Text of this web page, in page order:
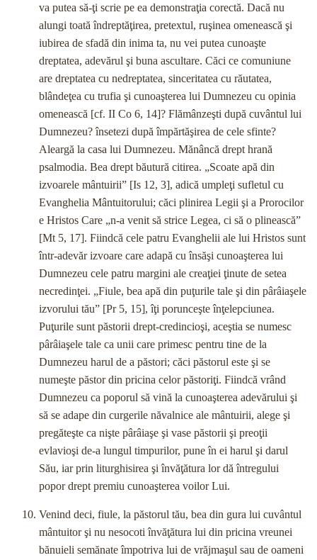
va putea să-ţi scrie pe ea demonstraţia corectă. Dacă nu
alungi toată îndreptăţirea, pretextul, ruşinea omenească şi
iubirea de sfadă din inima ta, nu vei putea cunoaşte
dreptatea, adevărul şi buna ascultare. Căci ce comuniune
are dreptatea cu nedreptatea, sinceritatea cu răutatea,
blândeţea cu trufia şi cu­noaşterea lui Dumnezeu cu opinia
omenească [cf. II Co 6, 14]? Flămânzeşti după cuvântul lui
Dumnezeu? însetezi după îm­părtăşirea de cele sfinte?
Aleargă la casa lui Dumnezeu. Mănâncă drept hrană
psalmodia. Bea drept băutură citirea. „Scoa­te apă din
izvoarele mântuirii” [Is 12, 3], adică umpleţi sufle­tul cu
Evanghelia Mântuitorului; căci plinirea Legii şi a Prorocilor
e Hristos Care „n-a venit să strice Legea, ci să o pli­nească”
[Mt 5, 17]. Fiindcă cele patru Evanghelii ale lui Hris­tos sunt
într-adevăr izvoare care adapă cu însăşi cunoaşterea lui
Dumnezeu cele patru margini ale creaţiei ţinute de setea
necredinţei. „Fiule, bea apă din puţurile tale şi din pârâiaşele
izvorului tău” [Pr 5, 15], îţi porunceşte înţelepciunea.
Puţurile sunt păstorii drept-credincioşi, aceştia se numesc
pârâia­şele tale ca unii care primesc pentru tine de la
Dumnezeu ha­rul de a păstori; căci păstorul este şi se
numeşte păstor din pricina celor păstoriţi. Fiindcă vrând
Dumnezeu ca poporul să vină la cunoaşterea adevărului şi
să se adape din curgerile năvalnice ale mântuirii, alege şi
pregăteşte ca nişte pârâiaşe şi vase păstorii şi preoţii
evlavioşi de-a lungul timpurilor, pune în ei harul şi darul
Său, iar prin liturghisirea şi învăţătura lor dă întregului
popor drept premiu cunoaşterea voilor Lui.
Venind deci, fiule, la păstorul tău, bea din gura lui cu­vântul
mântuitor şi nu nesocoti învăţătura lui din pricina vre­unei
bănuieli semănate împotriva lui de vrăjmaşul sau de oa­meni